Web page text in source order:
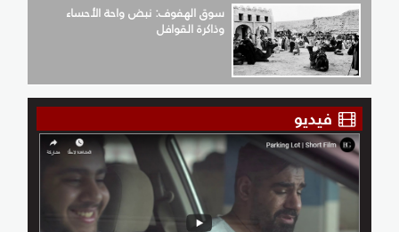
سوق الهفوف: نبض واحة الأحساء
وذاكرة القوافل
فيديو